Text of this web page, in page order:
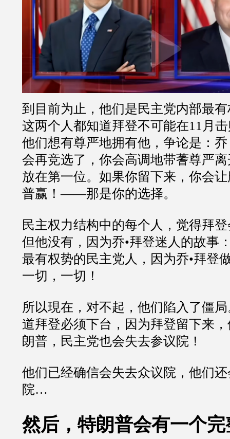
到目前为止，他们是民主党内部最
这两个人都知道拜登不可能在11月
他们想有尊严地拥有他，争论是：
会再竞选了，你会高调地带蓍尊严
放在第一位。如果你留下来，你会
普赢！——那是你的选择。
民主权力结构中的每个人，觉得拜
但他没有，因为乔•拜登迷人的故事
最有权势的民主党人，因为乔•拜登
一切，一切！
所以現在，对不起，他们陷入了僵
道拜登必须下台，因为拜登留下来
朗普，民主党也会失去参议院！
他们已经确信会失去众议院，他们
院…
然后，特朗普会有一个